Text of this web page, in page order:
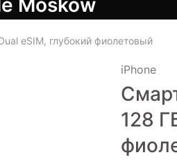
еSIM, глубокий фиолетовый
iPhone
128